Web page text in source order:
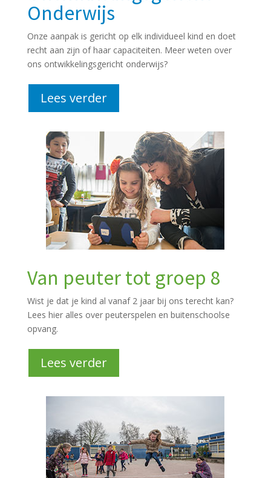
Onderwijs
Onze aanpak is gericht op elk individueel kind en doet
recht aan zijn of haar capaciteiten. Meer weten over
ons ontwikkelingsgericht onderwijs?
Lees verder
Van peuter tot groep 8
Wist je dat je kind al vanaf 2 jaar bij ons terecht kan?
Lees hier alles over peuterspelen en buitenschoolse
opvang.
Lees verder